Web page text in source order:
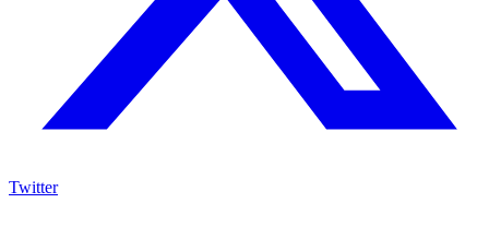
Twitter